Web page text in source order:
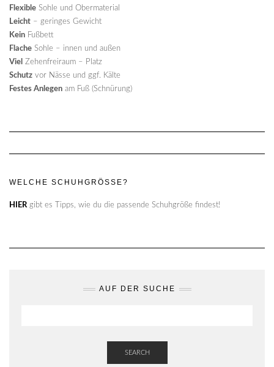
Flexible Sohle und Obermaterial
Leicht – geringes Gewicht
Kein Fußbett
Flache Sohle – innen und außen
Viel Zehenfreiraum – Platz
Schutz vor Nässe und ggf. Kälte
Festes Anlegen am Fuß (Schnürung)
WELCHE SCHUHGRÖSSE?
HIERgibt es Tipps, wie du die passende Schuhgröße findest!
AUF DER SUCHE
SEARCH